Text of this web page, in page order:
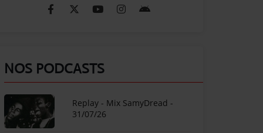
NOS PODCASTS
Replay - Mix SamyDread -
31/07/26